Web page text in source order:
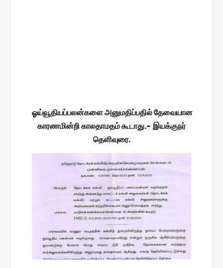
ஓய்வூதியப்பலன்களை அனுமதிப்பதில் தேவையான
காரணமின்றி காலதாமதம் கூடாது.- இயக்குநர்
தெளிவுரை.